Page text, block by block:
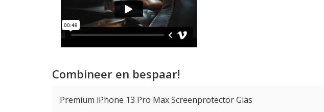
steekvakje voor briefgeld of bonnetjes én een handig
Combineer en bespaar!
Premium iPhone 13 Pro Max Screenprotector Glas